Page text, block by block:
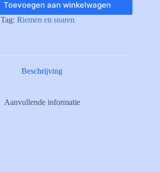
Toevoegen aan winkelwagen
Tag: Riemen en snaren
Beschrijving
Aanvullende informatie